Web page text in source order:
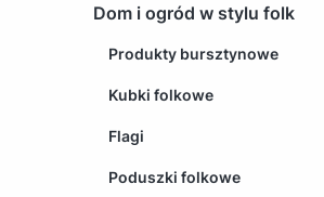
Dom i ogród w stylu folk
Produkty bursztynowe
Kubki folkowe
Flagi
Poduszki folkowe